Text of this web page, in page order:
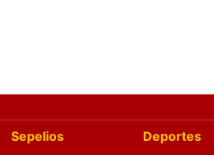
Sepelios
Deportes